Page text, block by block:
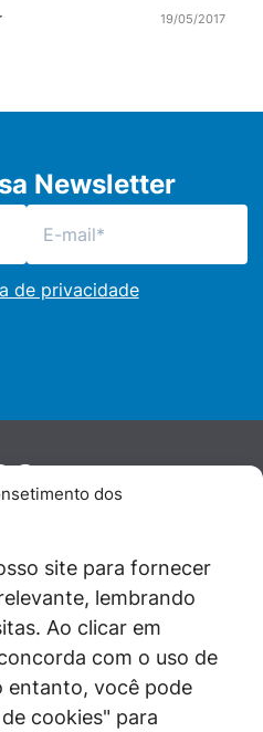
dos
site para fornecer
lembrando
Ao clicar em
com o uso de
entanto, você pode
cookies" para
19/05/2017
Newsletter
de privacidade
os autores e
se posicionam
do cotidiano e